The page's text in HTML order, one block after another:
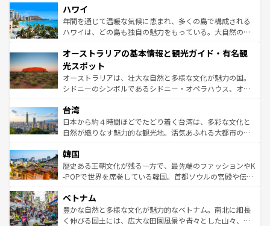
着のスイス情報は
のような巨大都市は、観光、ショッピング、エンターテイ
ンメントが詰まった刺激的なスポットだ。一方、アメリカ
西部には大自然が広がり、グランドキャニオンやイエロー
部のニューオーリンズでは、音楽と美食が融合した独特の
文化が魅力。旅行者はアメリカの各地域で異なる魅力を楽
しみながら、その多様性と豊かな歴史を感じることができ
るだろう。車でのロードトリップや列車の旅も、アメリカ
情報は
ハワイ
年間を通じて温暖な気候に恵まれ、多くの島で構成される
ハワイは、どの島も独自の魅力をもっている。大自然の神
ワイ島は見逃せない。また、定番の観光地といえばオアフ
島だが、静かな自然を求めるならマウイ島やカウアイ島が
おすすめ。エメラルドグリーンに輝く海をはじめ、豊かな
文化や歴史が息づいている。「アロハスピリット」と呼ば
人々、おいしいローカルフードやハワイアンミュージッ
ク、伝統的なフラダンスなど、すべてがハワイの魅力を彩
っている。訪れるたびに新しい発見と感動が待っているハ
はコンテンツ一覧
オーストラリアの基本情報と観光ガイド・有名観
光スポット
オーストラリアは、壮大な自然と多様な文化が魅力の国。
シドニーのシンボルであるシドニー・オペラハウス、オー
リアリーフや大陸中央部にそびえるウルル（エアーズロッ
ク）、タスマニアの美しい原生林やケアンズの熱帯雨林な
ど、見どころがたくさん。また、カフェやワイン、オージ
いる。アクティビティも充実しており、サーフィンやダイ
ビング、ハイキングなど、アウトドア好きにはたまらな
い。オーストラリアの多彩な魅力を存分に味わいつくそ
参照してほしい。
台湾
日本から約４時間ほどでたどり着く台湾は、多彩な文化と
自然が織りなす魅力的な観光地。活気あふれる大都市の台
ン）、静ひつな山岳地帯である台湾東部など、都市の喧騒
と山間の静けさが共存しており、訪れる人に新しい発見と
驚きをもたらしてくれる。また、奥深い台湾の食文化も魅
容にもいいと評判のスイーツなど、バラエティ豊かな料理
が味わえる。 なお、新着の台湾情報は コンテンツ一覧を参
照してほしい。
韓国
歴史ある王朝文化が残る一方で、最先端のファッションやK
-POPで世界を席巻している韓国。首都ソウルの宮殿や伝統
き、地方に足を延ばせば四季折々の自然美を楽しむことが
できる。そして、キムチや焼肉、絶品のストリートフード
まで、さまざまな韓国料理が待っている。夜には、韓国な
ベトナム
豊かな自然と多様な文化が魅力的なベトナム。南北に細長
く伸びる国土には、広大な田園風景や青々とした山々、世